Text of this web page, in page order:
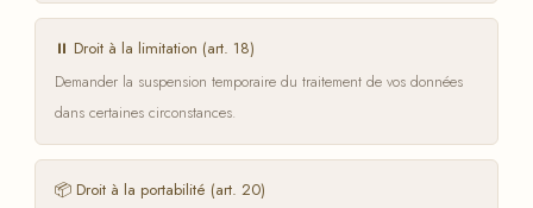
⏸️ Droit à la limitation (art. 18)
Demander la suspension temporaire du traitement de vos données
dans certaines circonstances.
📦 Droit à la portabilité (art. 20)